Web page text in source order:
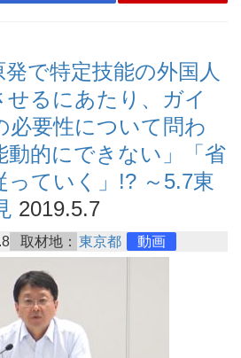
で特定技能の外国人
せるにあたり、ガイ
必要性について問わ
動的にできない」「省
っていく」!? ～5.7東
2019.5.7
取材地： 東京都 動画